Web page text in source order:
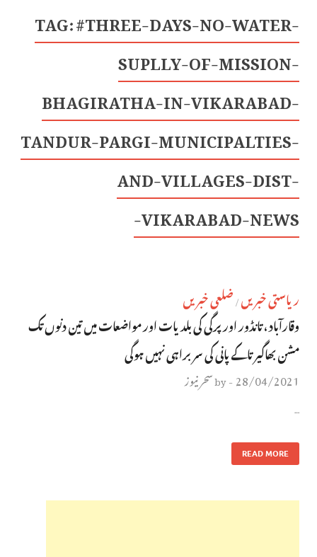
TAG:#THREE-DAYS-NO-WATER-
SUPLLY-OF-MISSION-
BHAGIRATHA-IN-VIKARABAD-
TANDUR-PARGI-MUNICIPALTIES-
AND-VILLAGES-DIST-
VIKARABAD-NEWS-
ریاستی خبریں / ضلعی خبریں
وقارآباد ، تانڈور اور پرگی کی بلدیات اور مواضعات میں تین دنوں تک
مشن بھاگیرتاکے پانی کی سربراہی نہیں ہوگی
28/04/2021
-
byسحر نیوز
…
READ MORE